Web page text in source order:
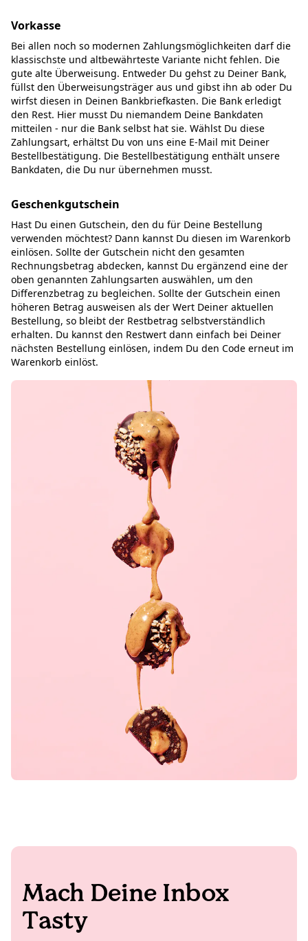
Vorkasse
Bei allen noch so modernen Zahlungsmöglichkeiten darf die
klassischste und altbewährteste Variante nicht fehlen. Die
gute alte Überweisung. Entweder Du gehst zu Deiner Bank,
füllst den Überweisungsträger aus und gibst ihn ab oder Du
wirfst diesen in Deinen Bankbriefkasten. Die Bank erledigt
den Rest. Hier musst Du niemandem Deine Bankdaten
mitteilen - nur die Bank selbst hat sie. Wählst Du diese
Zahlungsart, erhältst Du von uns eine E-Mail mit Deiner
Bestellbestätigung. Die Bestellbestätigung enthält unsere
Bankdaten, die Du nur übernehmen musst.
Geschenkgutschein
Hast Du einen Gutschein, den du für Deine Bestellung
verwenden möchtest? Dann kannst Du diesen im Warenkorb
einlösen. Sollte der Gutschein nicht den gesamten
Rechnungsbetrag abdecken, kannst Du ergänzend eine der
oben genannten Zahlungsarten auswählen, um den
Differenzbetrag zu begleichen. Sollte der Gutschein einen
höheren Betrag ausweisen als der Wert Deiner aktuellen
Bestellung, so bleibt der Restbetrag selbstverständlich
erhalten. Du kannst den Restwert dann einfach bei Deiner
nächsten Bestellung einlösen, indem Du den Code erneut im
Warenkorb einlöst.
Mach Deine Inbox
Tasty